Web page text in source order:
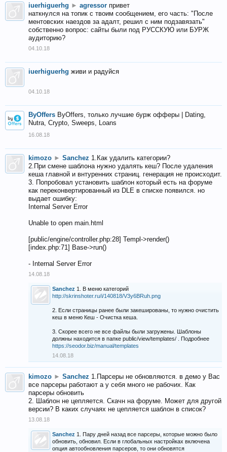
iuerhiguerhg ► agressor привет
наткнулся на топик с твоим сообщением, его часть: "После
ментовских наездов за адалт, решил с ним подзавязать"
собственно вопрос: сайты были под РУССКУЮ или БУРЖ
аудиторию?
04.10.18
iuerhiguerhg живи и радуйся
04.10.18
ByOffers ByOffers, только лучшие бурж офферы | Dating,
Nutra, Crypto, Sweeps, Loans
16.08.18
kimozo ► Sanchez 1.Как удалить категории?
2.При смене шаблона нужно удалять кеш? После удаления
кеша главной и внтуренних страниц. генерация не происходит.
3. Попробовал установить шаблон который есть на форуме
как переконвертированный из DLE в списке появился. но
выдает ошибку:
Internal Server Error
Unable to open main.html
[public/engine/controller.php:28] Templ->render()
[index.php:71] Base->run()
- Internal Server Error
14.08.18
Sanchez 1. В меню категорий
http://skrinshoter.ru/i/140818/V3y6BRuh.png
2. Если страницы ранее были закешированы, то нужно очистить
кеш в меню Кеш - Очистка кеша.
3. Скорее всего не все файлы были загружены. Шаблоны
должны находится в папке public/view/templates/ . Подробнее
https://seodor.biz/manual/templates
14.08.18
kimozo ► Sanchez 1.Парсеры не обновляются. в демо у Вас
все парсеры работают а у себя много не рабочих. Как
парсеры обновить
2. Шаблон не цепляется. Скачн на форуме. Может для другой
версии? В каких случаях не цепляется шаблон в список?
13.08.18
Sanchez 1. Пару дней назад все парсеры, которые можно было
обновить, обновил. Если в глобальных настройках включена
опция автообновления парсеров, то они обновятся